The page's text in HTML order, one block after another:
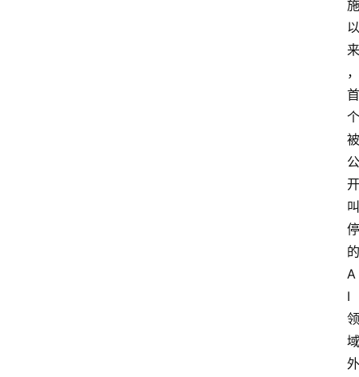
施
以
来
，
首
个
被
公
开
叫
停
的
A
I
领
域
外